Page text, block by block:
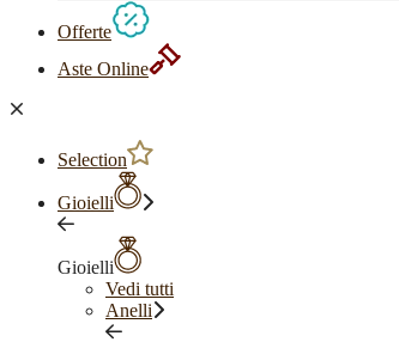
Offerte
Aste Online
Selection
Gioielli
Gioielli
Vedi tutti
Anelli